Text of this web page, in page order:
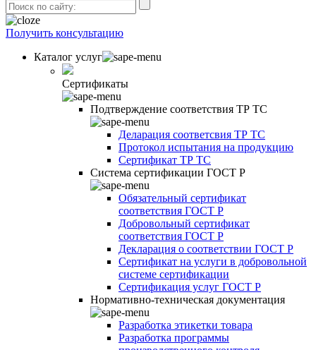
Получить консультацию
Каталог услуг
Сертификаты
Подтверждение соответствия ТР ТС
Деларация соответсвия ТР ТС
Протокол испытания на продукцию
Сертификат ТР ТС
Система сертификации ГОСТ Р
Обязательный сертификат
соответствия ГОСТ Р
Добровольный сертификат
соответствия ГОСТ Р
Декларация о соответствии ГОСТ Р
Сертификат на услуги в добровольной
системе сертификации
Сертификация услуг ГОСТ Р
Нормативно-техническая документация
Разработка этикетки товара
Разработка программы